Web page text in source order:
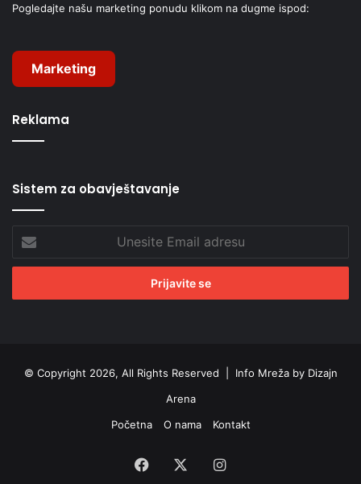
Pogledajte našu marketing ponudu klikom na dugme ispod:
Marketing
Reklama
Sistem za obavještavanje
Email
adresu
© Copyright 2026, All Rights Reserved | Info Mreža by Dizajn
Arena
Početna
O nama Kontakt
Facebook Instagram